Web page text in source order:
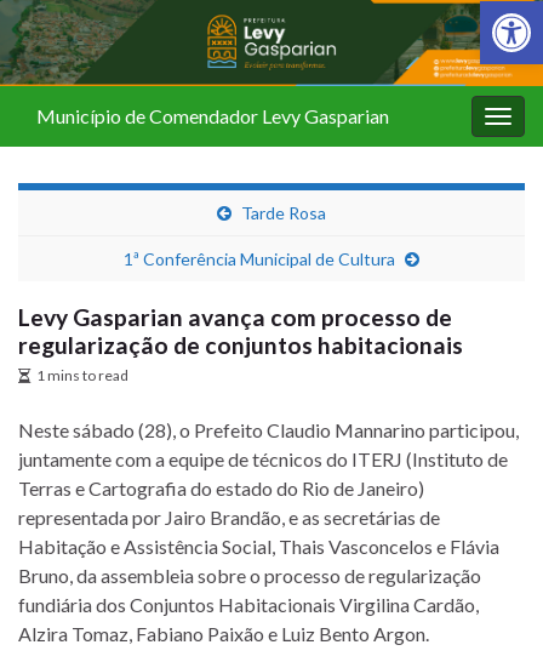
Barra de
Município de Comendador Levy Gasparian
Tarde Rosa
1ª Conferência Municipal de Cultura
Levy Gasparian avança com processo de
regularização de conjuntos habitacionais
1 mins to read
Neste sábado (28), o Prefeito Claudio Mannarino participou,
juntamente com a equipe de técnicos do ITERJ (Instituto de
Terras e Cartografia do estado do Rio de Janeiro)
representada por Jairo Brandão, e as secretárias de
Habitação e Assistência Social, Thais Vasconcelos e Flávia
Bruno, da assembleia sobre o processo de regularização
fundiária dos Conjuntos Habitacionais Virgilina Cardão,
Alzira Tomaz, Fabiano Paixão e Luiz Bento Argon.